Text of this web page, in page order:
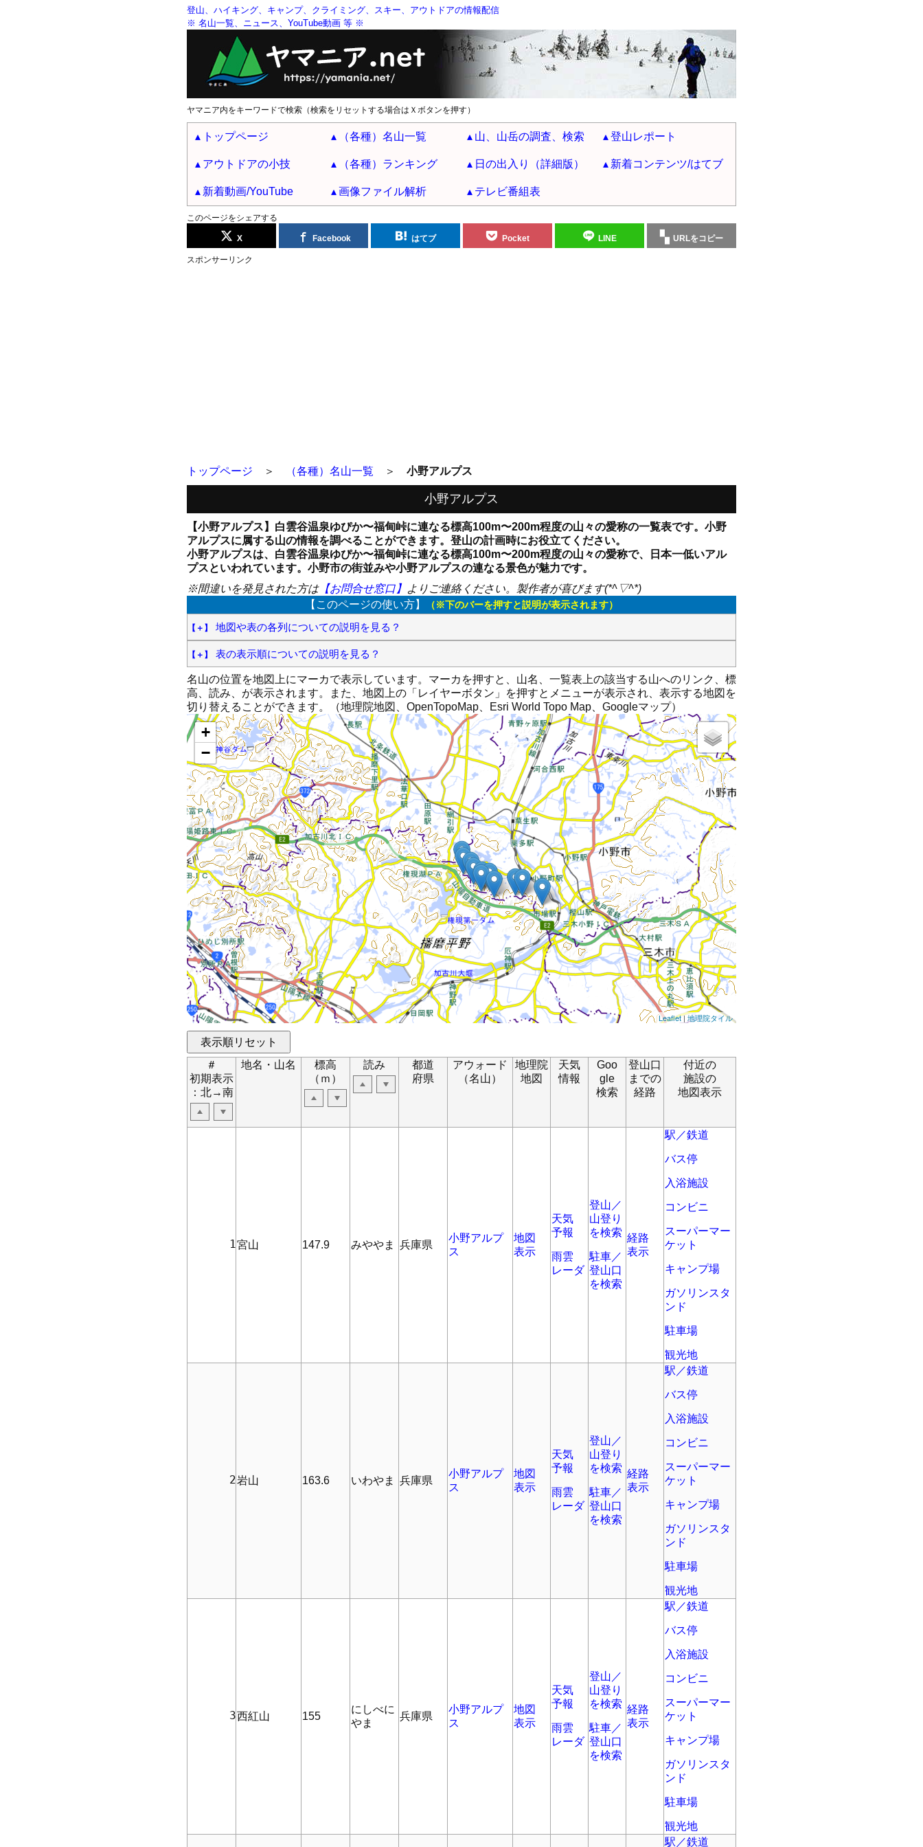
登山、ハイキング、キャンプ、クライミング、スキー、アウトドアの情報配信
※ 名山一覧、ニュース、YouTube動画 等 ※
ヤマニア内をキーワードで検索（検索をリセットする場合はＸボタンを押す）
トップページ （各種）名山一覧 山、山岳の調査、検索 登山レポート
アウトドアの小技 （各種）ランキング 日の出入り（詳細版） 新着コンテンツ/はてブ
新着動画/YouTube 画像ファイル解析 テレビ番組表
このページをシェアする
X Facebook はてブ Pocket LINE URLをコピー
スポンサーリンク
トップページ ＞ （各種）名山一覧 ＞ 小野アルプス
小野アルプス
【小野アルプス】白雲谷温泉ゆぴか〜福甸峠に連なる標高100m〜200m程度の山々の愛称の一覧表です。小野
アルプスに属する山の情報を調べることができます。登山の計画時にお役立てください。
小野アルプスは、白雲谷温泉ゆぴか〜福甸峠に連なる標高100m〜200m程度の山々の愛称で、日本一低いアル
プスといわれています。小野市の街並みや小野アルプスの連なる景色が魅力です。
※間違いを発見された方は【お問合せ窓口】 よりご連絡ください。製作者が喜びます(*^▽^*)
【このページの使い方】
（※下のバーを押すと説明が表示されます）
地図や表の各列についての説明を見る？
表の表示順についての説明を見る？
名山の位置を地図上にマーカで表示しています。マーカを押すと、山名、一覧表上の該当する山へのリンク、標
高、読み、が表示されます。また、地図上の「レイヤーボタン」を押すとメニューが表示され、表示する地図を
切り替えることができます。（地理院地図、OpenTopoMap、Esri World Topo Map、Googleマップ）
+
−
Leaflet|地理院タイル
＃
初期表示
：北→南
地名・山名
標高
（ｍ）
読み
都道
府県
アウォード
（名山）
地理院
地図
天気
情報
Goo
gle
検索
登山口
までの
経路
付近の
施設の
地図表示
      1
宮山 147.9 みややま 兵庫県
小野アルプ
ス
地図
表示
天気
予報
雨雲
レーダ
登山／
山登り
を検索
駐車／
登山口
を検索
経路
表示
駅／鉄道
バス停
入浴施設
コンビニ
スーパーマー
ケット
キャンプ場
ガソリンスタ
ンド
駐車場
観光地
      2
岩山 163.6 いわやま 兵庫県
小野アルプ
ス
地図
表示
天気
予報
雨雲
レーダ
登山／
山登り
を検索
駐車／
登山口
を検索
経路
表示
駅／鉄道
バス停
入浴施設
コンビニ
スーパーマー
ケット
キャンプ場
ガソリンスタ
ンド
駐車場
観光地
      3
西紅山 155
にしべに
やま
兵庫県
小野アルプ
ス
地図
表示
天気
予報
雨雲
レーダ
登山／
山登り
を検索
駐車／
登山口
を検索
経路
表示
駅／鉄道
バス停
入浴施設
コンビニ
スーパーマー
ケット
キャンプ場
ガソリンスタ
ンド
駐車場
観光地
駅／鉄道